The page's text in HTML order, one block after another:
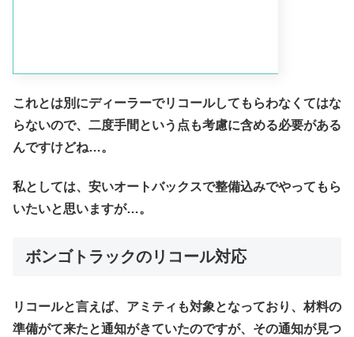
これとは別にディーラーでリコールしてもらわなくてはな
らないので、二度手間という点も考慮に含める必要がある
んですけどね…。
私としては、安いオートバックスで整備込みでやってもら
いたいと思いますが…。
ボンゴトラックのリコール対応
リコールと言えば、アミティも対象となっており、材料の
準備がて来たと通知がきていたのですが、その通知が見つ